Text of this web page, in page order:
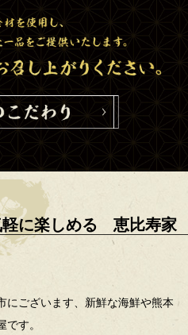
軽に楽しめる 恵比寿家
ございます、新鮮な海鮮や熊本
す。